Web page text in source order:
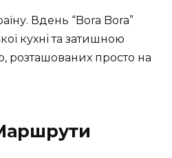
Вдень “Bora Bora”
кухні та затишною
розташованих просто на